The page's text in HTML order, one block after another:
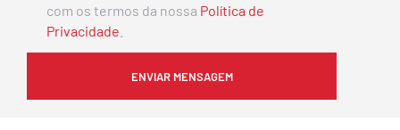
com os termos da nossa Política de
Privacidade